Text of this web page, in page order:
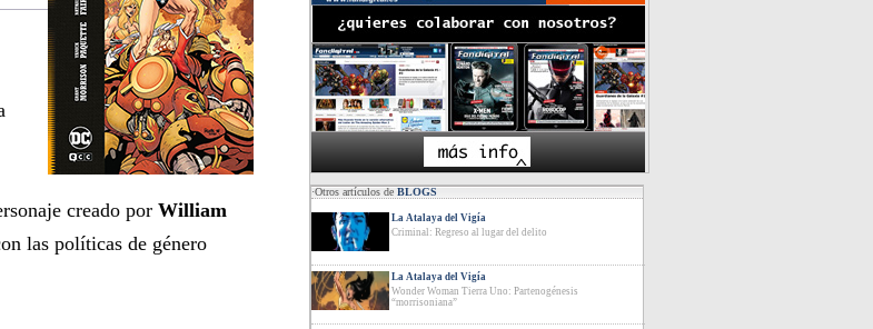
creado por William
las políticas de género
·Otros artículos deBLOGS
La Atalaya del Vigía
Criminal: Regreso al lugar del delito
La Atalaya del Vigía
Wonder Woman Tierra Uno: Partenogénesis
“morrisoniana”